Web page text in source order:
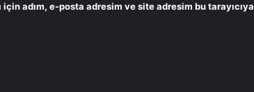
adım, e-posta adresim ve site adresim bu tarayıcıya